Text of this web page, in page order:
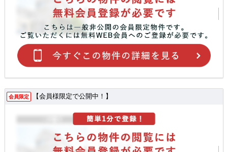
会員限定 【会員様限定で公開中！】